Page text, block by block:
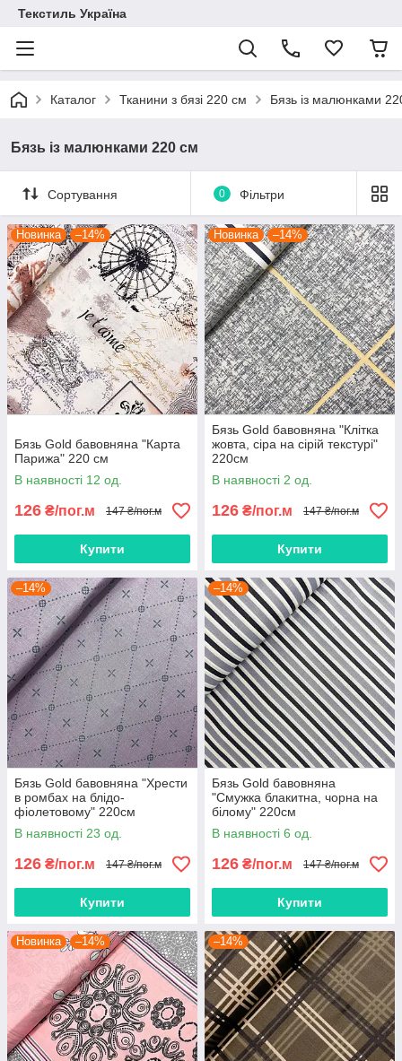
Текстиль Україна
Каталог Тканини з бязі 220 см Бязь із малюнками
Бязь із малюнками 220 см
Сортування 0 Фільтри
Новинка –14%
Бязь Gold бавовняна "Карта
Парижа" 220 см
В наявності 12 од.
126 ₴/пог.м 147 ₴/пог.м
Купити
Новинка –14%
Бязь Gold бавовняна "Клітка
жовта, сіра на сірій текстурі"
220см
В наявності 2 од.
126 ₴/пог.м 147 ₴/пог.м
Купити
–14%
Бязь Gold бавовняна "Хрести
в ромбах на блідо-
фіолетовому" 220см
В наявності 23 од.
126 ₴/пог.м 147 ₴/пог.м
Купити
–14%
Бязь Gold бавовняна
"Смужка блакитна, чорна на
білому" 220см
В наявності 6 од.
126 ₴/пог.м 147 ₴/пог.м
Купити
Новинка –14% –14%